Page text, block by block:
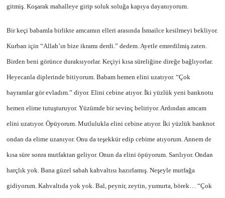
gitmiş. Koşarak mahalleye girip soluk soluğa kapıya dayanıyorum.
Bir keçi babamla birlikte amcamın elleri arasında İsmailce kesilmeyi bekliyor.
Kurban için “Allah’ın bize ikramı derdi.” dedem. Ayetle emredilmiş zaten.
Birden beni görünce duraksıyorlar. Keçiyi kısa süreliğine direğe bağlıyorlar.
Heyecanla diplerinde bitiyorum. Babam hemen elini uzatıyor. “Çok
bayramlar gör evladım.” diyor. Elini cebine atıyor. İki yüzlük yeni banknotu
hemen elime tutuşturuyor. Yüzümde bir sevinç beliriyor. Ardından amcam
elini uzatıyor. Öpüyorum. Mutlulukla elini cebine atıyor. İki yüzlük banknot
ondan da elime uzanıyor. Onu da teşekkür edip cebime atıyorum. Annem de
kısa süre sonra mutfaktan geliyor. Onun da elini öpüyorum. Sarılıyor. Ondan
harçlık yok. Bana güzel sabah kahvaltısı hazırlamış. Neşeyle mutfağa
gidiyorum. Kahvaltıda yok yok. Bal, peynir, zeytin, yumurta, börek… “Çok